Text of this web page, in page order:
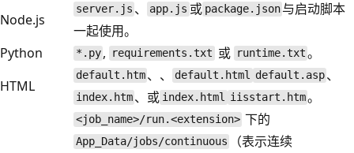
Node.js
server.js 、 app.js 或 package.json 与启动脚本
一起使用。
Python
*.py , requirements.txt 或 runtime.txt 。
HTML
default.htm 、、 default.html default.asp 、
index.htm 、或 index.html iisstart.htm。
<job_name>/run.<extension> 下的
App_Data/jobs/continuous
（表示连续